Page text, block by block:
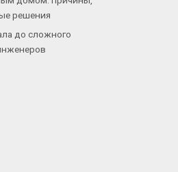
решения
до сложного